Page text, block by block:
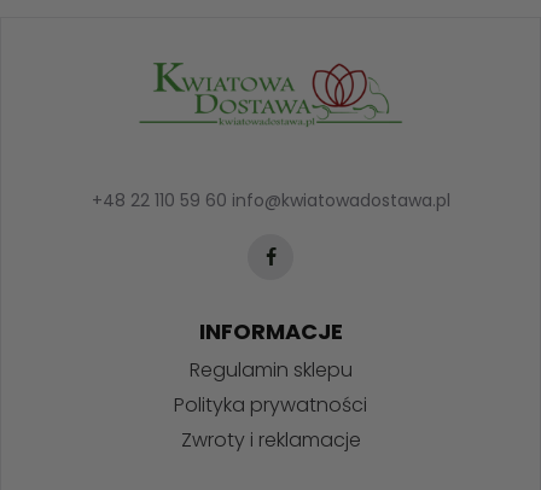
+48 22 110 59 60 info@kwiatowadostawa.pl
INFORMACJE
Regulamin sklepu
Polityka prywatności
Zwroty i reklamacje